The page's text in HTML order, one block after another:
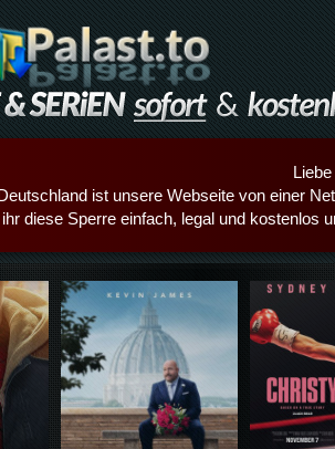
ist unsere Webseite von einer
diese Sperre einfach, legal und kostenlos
Details,Play